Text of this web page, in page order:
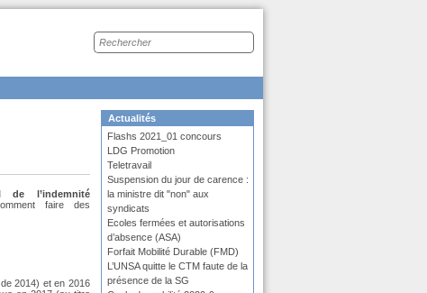
Recherche
sur
site
de l’indemnité
faire des
2014) et en 2016
Dans
la
rubrique
:
Actualités
Flashs 2021_01 concours
LDG Promotion
Teletravail
Suspension du jour de carence :
la ministre dit "non" aux
syndicats
Ecoles fermées et autorisations
d’absence (ASA)
Forfait Mobilité Durable (FMD)
L’UNSA quitte le CTM faute de la
présence de la SG